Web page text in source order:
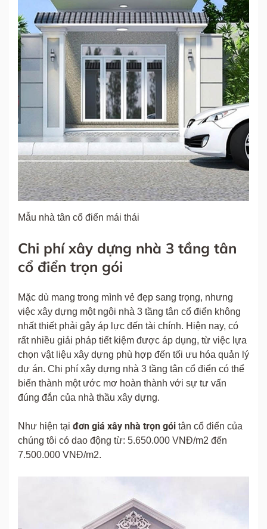
Mẫu nhà tân cổ điển mái thái
Chi phí xây dựng nhà 3 tầng tân
cổ điển trọn gói
Mặc dù mang trong mình vẻ đẹp sang trọng, nhưng
việc xây dựng một ngôi nhà 3 tầng tân cổ điển không
nhất thiết phải gây áp lực đến tài chính. Hiện nay, có
rất nhiều giải pháp tiết kiệm được áp dụng, từ việc lựa
chọn vật liệu xây dựng phù hợp đến tối ưu hóa quản lý
dự án. Chi phí xây dựng nhà 3 tầng tân cổ điển có thể
biến thành một ước mơ hoàn thành với sự tư vấn
đúng đắn của nhà thầu xây dựng.
Như hiện tại đơn giá xây nhà trọn gói tân cổ điển của
chúng tôi có dao động từ: 5.650.000 VNĐ/m2 đến
7.500.000 VNĐ/m2.